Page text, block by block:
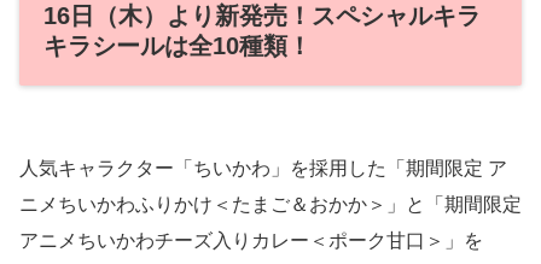
16日（木）より新発売！スペシャルキラ
キラシールは全10種類！
人気キャラクター「ちいかわ」を採用した「期間限定 ア
ニメちいかわふりかけ＜たまご＆おかか＞」と「期間限定
アニメちいかわチーズ入りカレー＜ポーク甘口＞」を